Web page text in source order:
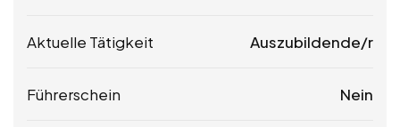
Aktuelle Tätigkeit Auszubildende/r
Führerschein Nein